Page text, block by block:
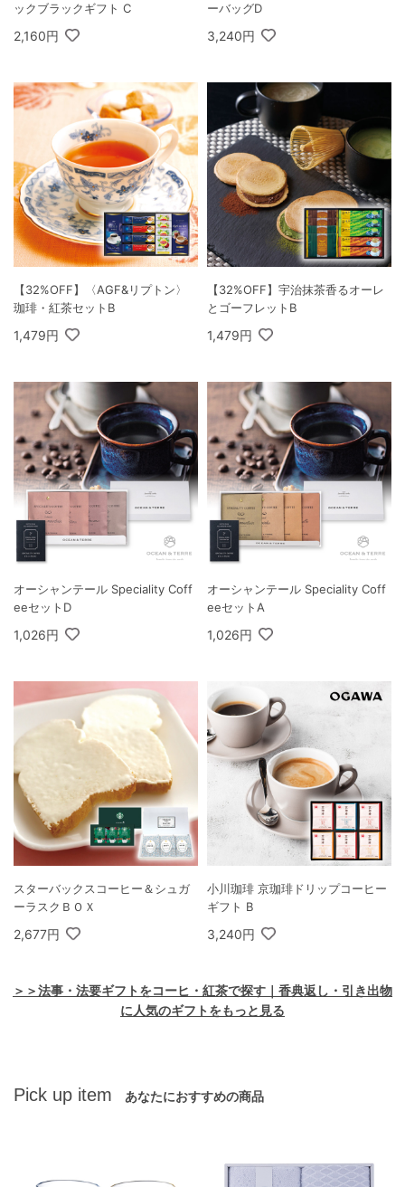
ックブラックギフト C
2,160円
ーバッグD
3,240円
【32%OFF】〈AGF&リプトン〉
珈琲・紅茶セットB
1,479円
【32%OFF】宇治抹茶香るオーレ
とゴーフレットB
1,479円
オーシャンテール Speciality Coff
eeセットD
1,026円
オーシャンテール Speciality Coff
eeセットA
1,026円
スターバックスコーヒー＆シュガ
ーラスクＢＯＸ
2,677円
小川珈琲 京珈琲ドリップコーヒー
ギフト B
3,240円
＞＞法事・法要ギフトをコーヒ・紅茶で探す｜香典返し・引き出物
に人気のギフトをもっと見る
Pick up item あなたにおすすめの商品